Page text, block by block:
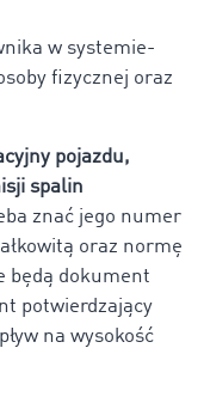
w systemie-
fizycznej oraz
pojazdu,
spalin
znać jego numer
oraz normę
będą dokument
potwierdzający
na wysokość